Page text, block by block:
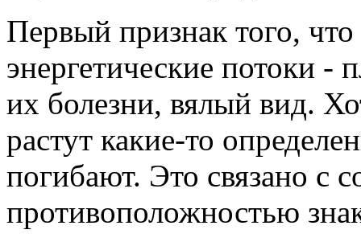
Первый признак того, что
энергетические потоки -
их болезни, вялый вид.
растут какие-то
погибают. Это связано с
противоположностью